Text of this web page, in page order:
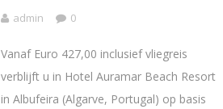
admin 0
Vanaf Euro 427,00 inclusief vliegreis
verblijft u in Hotel Auramar Beach Resort
in Albufeira (Algarve, Portugal) op basis